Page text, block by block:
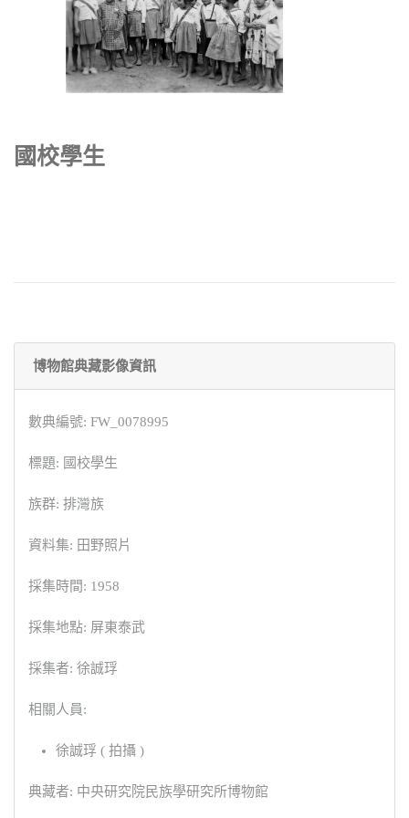
國校學生
博物館典藏影像資訊
數典編號: FW_0078995
標題: 國校學生
族群: 排灣族
資料集: 田野照片
採集時間: 1958
採集地點: 屏東泰武
採集者: 徐誠琈
相關人員:
徐誠琈 ( 拍攝 )
典藏者: 中央研究院民族學研究所博物館